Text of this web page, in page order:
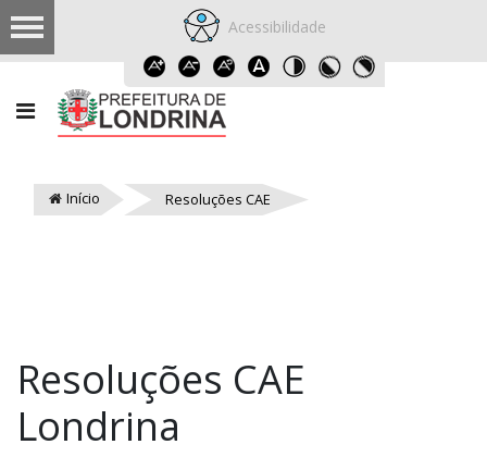
Acessibilidade
Início Resoluções CAE
Resoluções CAE
Londrina